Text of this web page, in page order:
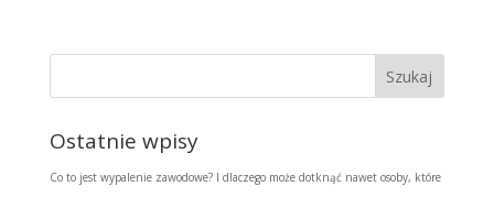
Ostatnie wpisy
Co to jest wypalenie zawodowe? I dlaczego może dotknąć nawet osoby, które